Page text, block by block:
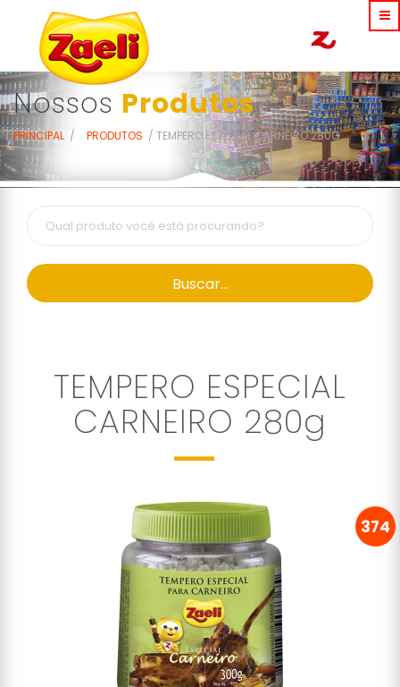
Nossos Produtos
PRINCIPAL PRODUTOS TEMPERO ESPECIAL CARNEIRO 280G
Buscar...
TEMPERO ESPECIAL
CARNEIRO 280g
374